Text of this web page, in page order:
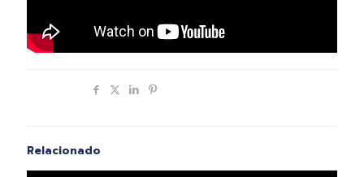
Relacionado